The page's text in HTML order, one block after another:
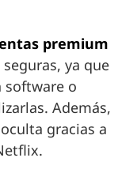
premium
ya que
software o
Además,
gracias a